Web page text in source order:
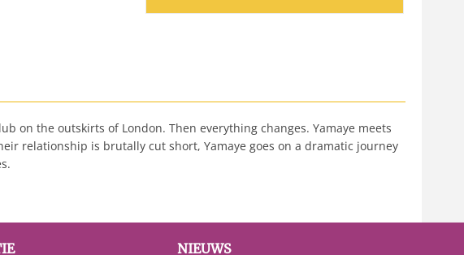
on the outskirts of London. Then everything changes. Yamaye meets
relationship is brutally cut short, Yamaye goes on a dramatic journey
NIEUWS